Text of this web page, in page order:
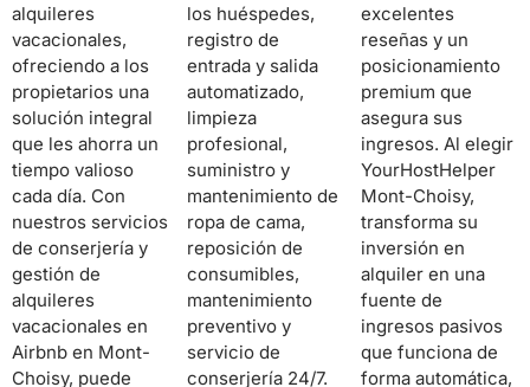
alquileres
vacacionales,
ofreciendo a los
propietarios una
solución integral
que les ahorra un
tiempo valioso
cada día. Con
nuestros servicios
de conserjería y
gestión de
alquileres
vacacionales en
Airbnb en Mont-
Choisy, puede
los huéspedes,
registro de
entrada y salida
automatizado,
limpieza
profesional,
suministro y
mantenimiento de
ropa de cama,
reposición de
consumibles,
mantenimiento
preventivo y
servicio de
conserjería 24/7.
excelentes
reseñas y un
posicionamiento
premium que
asegura sus
ingresos. Al elegir
YourHostHelper
Mont-Choisy,
transforma su
inversión en
alquiler en una
fuente de
ingresos pasivos
que funciona de
forma automática,